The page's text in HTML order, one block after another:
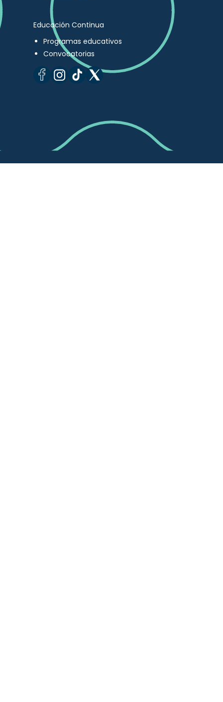
Educación Continua
Programas educativos
Convocatorias